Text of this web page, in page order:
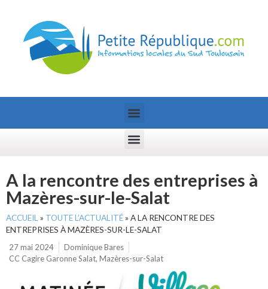
A la rencontre des entreprises à
Mazères-sur-le-Salat
ACCUEIL » TOUTE L’ACTUALITÉ» A LA RENCONTRE DES
ENTREPRISES À MAZÈRES-SUR-LE-SALAT
27 mai 2024
Dominique Bares
CC Cagire Garonne Salat, Mazères-sur-Salat